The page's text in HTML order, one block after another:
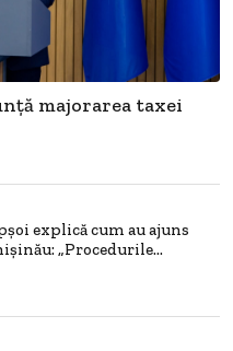
majorarea taxei
explică cum au ajuns
„Procedurile...